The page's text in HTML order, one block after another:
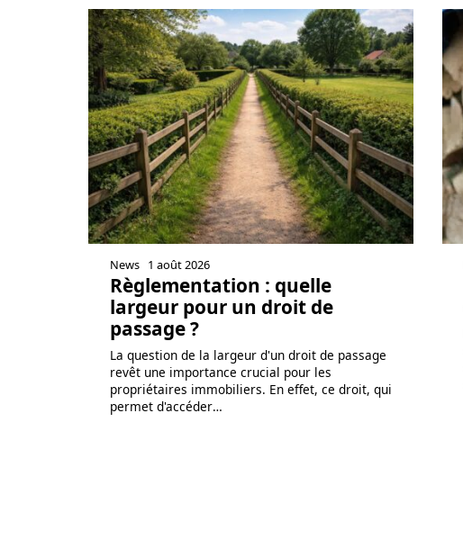
News 1 août 2026
Règlementation : quelle
largeur pour un droit de
passage ?
La question de la largeur d'un droit de passage
revêt une importance crucial pour les
propriétaires immobiliers. En effet, ce droit, qui
permet d'accéder…